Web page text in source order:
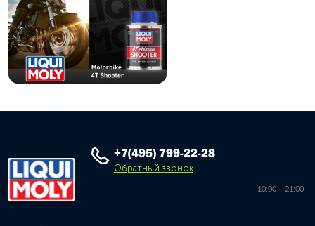
+7(495) 799-22-28
Обратный звонок
10:00 – 21:00